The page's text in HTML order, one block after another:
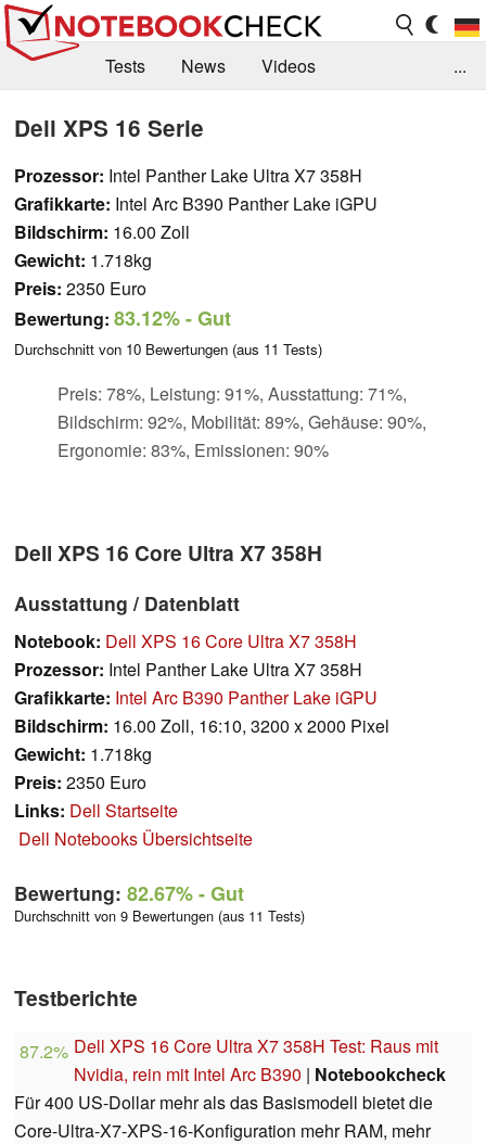
Tests News
Videos
Forum
...
Dell XPS 16 Serie
Prozessor: Intel Panther Lake Ultra X7 358H
Grafikkarte: Intel Arc B390 Panther Lake iGPU
Bildschirm: 16.00 Zoll
Gewicht: 1.718kg
Preis: 2350 Euro
Bewertung: 83.12%- Gut
Durchschnitt von 10 Bewertungen (aus 11 Tests)
Preis: 78%, Leistung: 91%, Ausstattung: 71%,
Bildschirm: 92%, Mobilität: 89%, Gehäuse: 90%,
Ergonomie: 83%, Emissionen: 90%
Dell XPS 16 Core Ultra X7 358H
Ausstattung / Datenblatt
Notebook: Dell XPS 16 Core Ultra X7 358H
Prozessor: Intel Panther Lake Ultra X7 358H
Grafikkarte: Intel Arc B390 Panther Lake iGPU
Bildschirm: 16.00 Zoll, 16:10, 3200 x 2000 Pixel
Gewicht: 1.718kg
Preis: 2350 Euro
Links: Dell Startseite
Dell Notebooks Übersichtseite
Bewertung: 82.67%- Gut
Durchschnitt von 9 Bewertungen (aus 11 Tests)
Testberichte
87.2% Dell XPS 16 Core Ultra X7 358H Test: Raus mit
Nvidia, rein mit Intel Arc B390 | Notebookcheck
Für 400 US-Dollar mehr als das Basismodell bietet die
Core-Ultra-X7-XPS-16-Konfiguration mehr RAM, mehr